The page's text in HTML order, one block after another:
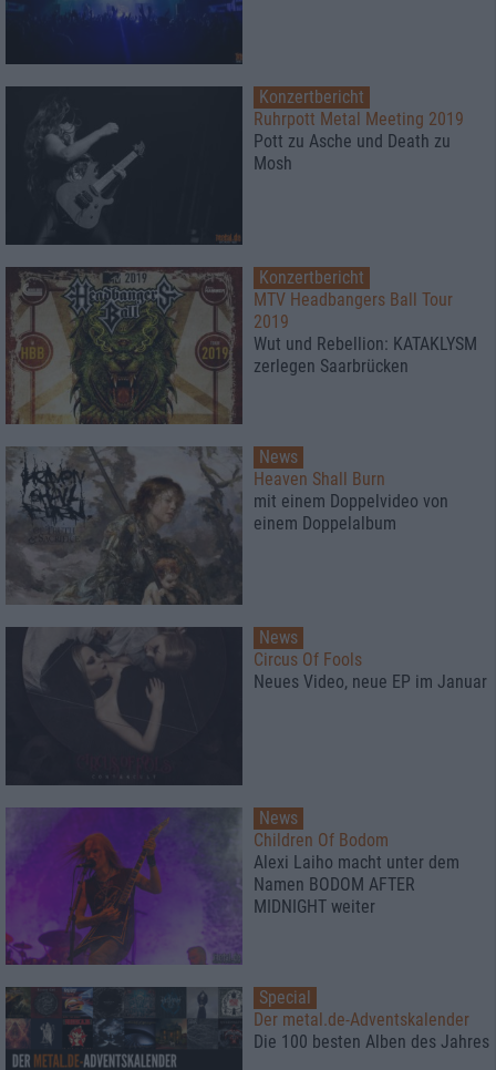
Konzertbericht
Ruhrpott Metal Meeting 2019
Pott zu Asche und Death zu
Mosh
Konzertbericht
MTV Headbangers Ball Tour
2019
Wut und Rebellion: KATAKLYSM
zerlegen Saarbrücken
News
Heaven Shall Burn
mit einem Doppelvideo von
einem Doppelalbum
News
Circus Of Fools
Neues Video, neue EP im Januar
News
Children Of Bodom
Alexi Laiho macht unter dem
Namen BODOM AFTER
MIDNIGHT weiter
Special
Der metal.de-Adventskalender
Die 100 besten Alben des Jahres